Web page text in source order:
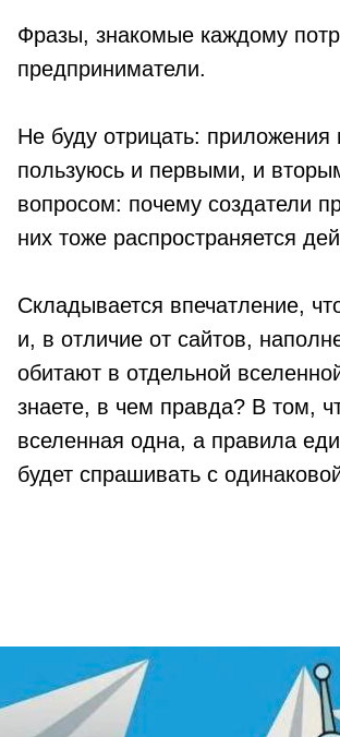
Фразы, знакомые каждому
предприниматели.
Не буду отрицать:
пользуюсь и первыми, и
вопросом: почему создатели
них тоже распространяется
Складывается впечатление,
и, в отличие от сайтов,
обитают в отдельной
знаете, в чем правда? В том,
вселенная одна, а правила
будет спрашивать с